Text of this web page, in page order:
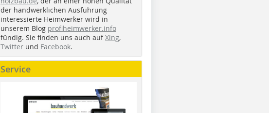
der handwerklichen Ausführung
interessierte Heimwerker wird in
unserem Blog profiheimwerker.info
fündig. Sie finden uns auch aufXing,
Twitter und Facebook.
Service